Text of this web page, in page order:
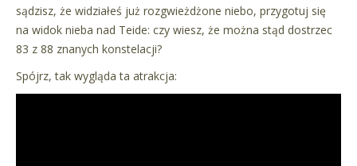
sądzisz, że widziałeś już rozgwieżdżone niebo, przygotuj się
na widok nieba nad Teide: czy wiesz, że można stąd dostrzec
83 z 88 znanych konstelacji?
Spójrz, tak wygląda ta atrakcja: